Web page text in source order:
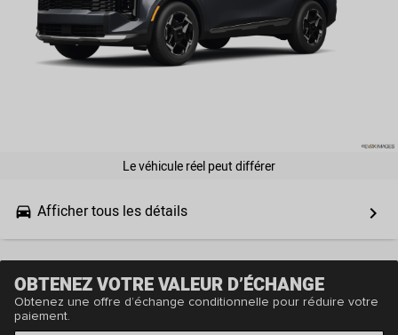
Le véhicule réel peut différer
drive_eta Afficher tous les détails keyboard_arrow_right
OBTENEZ VOTRE VALEUR D’ÉCHANGE
Obtenez une offre d’échange conditionnelle pour réduire votre
paiement.